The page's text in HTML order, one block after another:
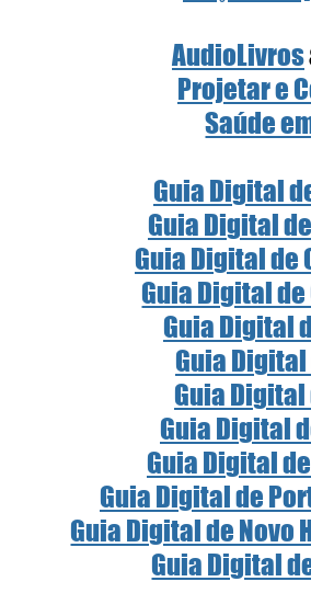
AudioLivros
Projetar e
Saúde
Guia Digital
Guia Digital
Guia Digital de
Guia Digital
Guia Digital
Guia Digital
Guia Digital
Guia Digital
Guia Digital
Guia Digital de
Guia Digital de Novo
Guia Digital